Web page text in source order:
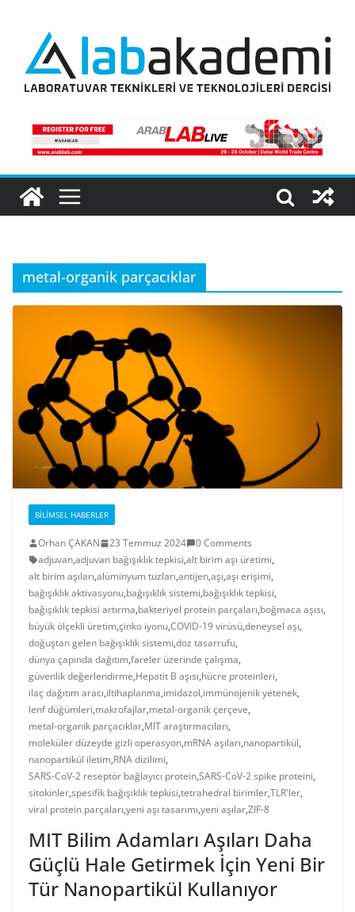
content
metal-organik parçacıklar
BILIMSEL HABERLER
Orhan ÇAKAN 23 Temmuz 2024
0 Comments
adjuvan,adjuvan bağışıklık tepkisi,alt birim aşı üretimi,
alt birim aşıları,alüminyum tuzları,antijen,aşı,aşı erişimi,
bağışıklık aktivasyonu,bağışıklık sistemi,bağışıklık tepkisi,
bağışıklık tepkisi artırma,bakteriyel protein parçaları,boğmaca aşısı,
büyük ölçekli üretim,çinko iyonu,COVID-19 virüsü,deneysel aşı,
doğuştan gelen bağışıklık sistemi,doz tasarrufu,
dünya çapında dağıtım,fareler üzerinde çalışma,
güvenlik değerlendirme,Hepatit B aşısı,hücre proteinleri,
ilaç dağıtım aracı,iltihaplanma,imidazol,immünojenik yetenek,
lenf düğümleri,makrofajlar,metal-organik çerçeve,
metal-organik parçacıklar,MIT araştırmacıları,
moleküler düzeyde gizli operasyon,mRNA aşıları,nanopartikül,
nanopartikül iletim,RNA dizilimi,
SARS-CoV-2 reseptör bağlayıcı protein,SARS-CoV-2 spike proteini,
sitokinler,spesifik bağışıklık tepkisi,tetrahedral birimler,TLR'ler,
viral protein parçaları,yeni aşı tasarımı,yeni aşılar,ZIF-8
MIT Bilim Adamları Aşıları Daha
Güçlü Hale Getirmek İçin Yeni Bir
Tür Nanopartikül Kullanıyor